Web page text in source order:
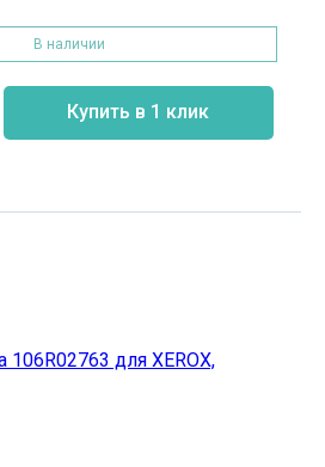
В наличии
Купить в 1 клик